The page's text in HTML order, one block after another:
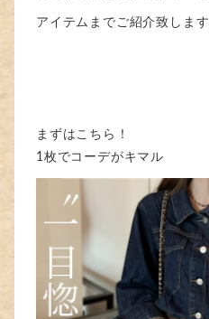
アイテムまでご紹介致します
まずはこちら！
1枚でコーデがキマル